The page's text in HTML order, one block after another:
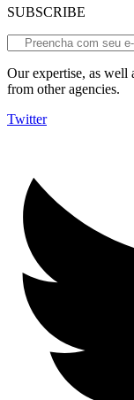
SUBSCRIBE
Our expertise, as well
from other agencies.
Twitter